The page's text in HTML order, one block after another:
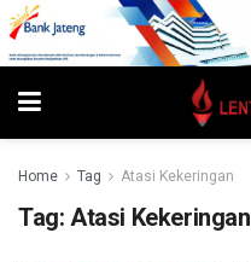
Home Tag Atasi Kekeringan
Tag: Atasi Kekeringan